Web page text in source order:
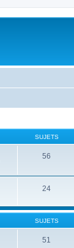
SUJETS
56
24
SUJETS
51